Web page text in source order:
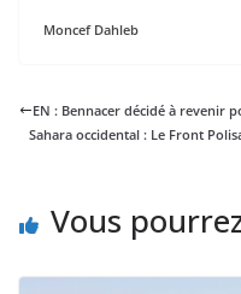
Moncef Dahleb
EN : Bennacer décidé à revenir
Sahara occidental : Le Front
Vous